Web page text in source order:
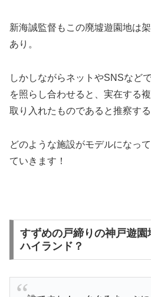
新海誠監督もこの廃墟遊園地は
あり。
しかしながらネットやSNSなど
を照らし合わせると、実在する
取り入れたものであると推察する
どのような施設がモデルになっ
ていきます！
すずめの戸締りの神戸遊
ハイランド？